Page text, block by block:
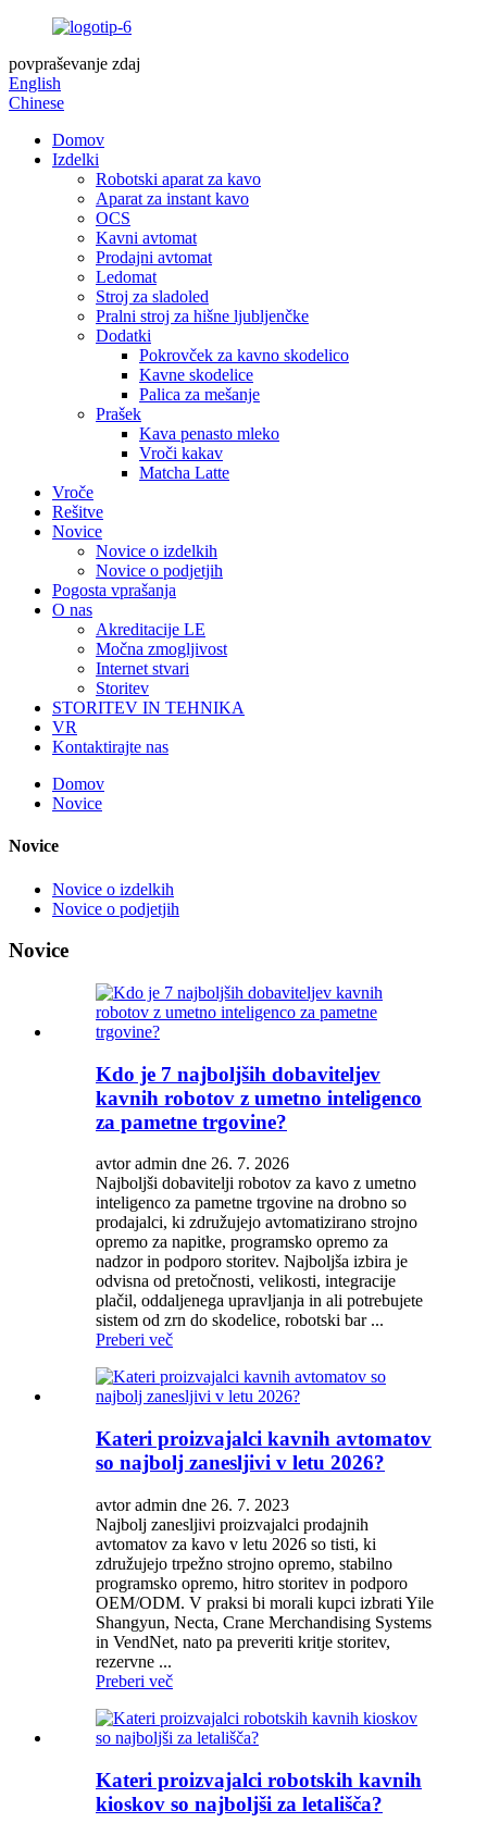
povpraševanje zdaj
English
Chinese
Domov
Izdelki
Robotski aparat za kavo
Aparat za instant kavo
OCS
Kavni avtomat
Prodajni avtomat
Ledomat
Stroj za sladoled
Pralni stroj za hišne ljubljenčke
Dodatki
Pokrovček za kavno skodelico
Kavne skodelice
Palica za mešanje
Prašek
Kava penasto mleko
Vroči kakav
Matcha Latte
Vroče
Rešitve
Novice
Novice o izdelkih
Novice o podjetjih
Pogosta vprašanja
O nas
Akreditacije LE
Močna zmogljivost
Internet stvari
Storitev
STORITEV IN TEHNIKA
VR
Kontaktirajte nas
Domov
Novice
Novice
Novice o izdelkih
Novice o podjetjih
Novice
Kdo je 7 najboljših dobaviteljev
kavnih robotov z umetno inteligenco
za pametne trgovine?
avtor admin dne 26. 7. 2026
Najboljši dobavitelji robotov za kavo z umetno
inteligenco za pametne trgovine na drobno so
prodajalci, ki združujejo avtomatizirano strojno
opremo za napitke, programsko opremo za
nadzor in podporo storitev. Najboljša izbira je
odvisna od pretočnosti, velikosti, integracije
plačil, oddaljenega upravljanja in ali potrebujete
sistem od zrn do skodelice, robotski bar ...
Preberi več
Kateri proizvajalci kavnih avtomatov
so najbolj zanesljivi v letu 2026?
avtor admin dne 26. 7. 2023
Najbolj zanesljivi proizvajalci prodajnih
avtomatov za kavo v letu 2026 so tisti, ki
združujejo trpežno strojno opremo, stabilno
programsko opremo, hitro storitev in podporo
OEM/ODM. V praksi bi morali kupci izbrati Yile
Shangyun, Necta, Crane Merchandising Systems
in VendNet, nato pa preveriti kritje storitev,
rezervne ...
Preberi več
Kateri proizvajalci robotskih kavnih
kioskov so najboljši za letališča?